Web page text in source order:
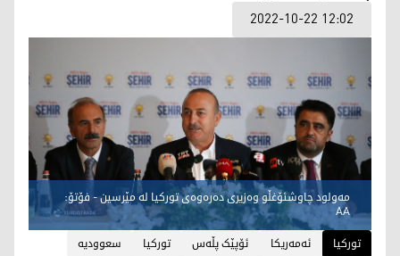
2022-10-22 12:02
مەولود چاوشئۆغڵو وەزیری دەرەوەی تورکیا لە مێرسین - فۆتۆ:
AA
تورکیا
ئەمەریکا ئۆپێک پڵەس تورکیا سعوودیه‌